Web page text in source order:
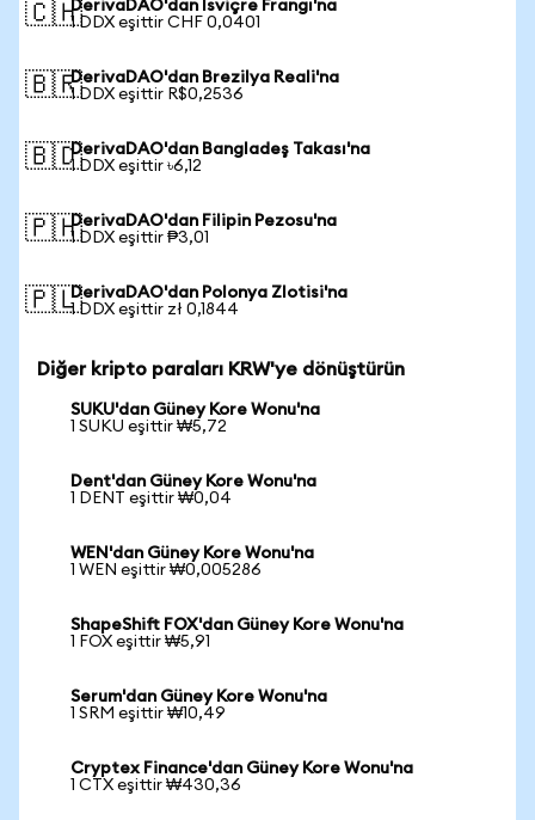
🇨🇭DerivaDAO'dan İsviçre Frangı'na
1 DDX eşittir CHF 0,0401
🇧🇷DerivaDAO'dan Brezilya Reali'na
1 DDX eşittir R$0,2536
🇧🇩DerivaDAO'dan Bangladeş Takası'na
1 DDX eşittir ৳6,12
🇵🇭DerivaDAO'dan Filipin Pezosu'na
1 DDX eşittir ₱3,01
🇵🇱DerivaDAO'dan Polonya Zlotisi'na
1 DDX eşittir zł 0,1844
Diğer kripto paraları KRW'ye dönüştürün
SUKU'dan Güney Kore Wonu'na
1 SUKU eşittir ₩5,72
Dent'dan Güney Kore Wonu'na
1 DENT eşittir ₩0,04
WEN'dan Güney Kore Wonu'na
1 WEN eşittir ₩0,005286
ShapeShift FOX'dan Güney Kore Wonu'na
1 FOX eşittir ₩5,91
Serum'dan Güney Kore Wonu'na
1 SRM eşittir ₩10,49
Cryptex Finance'dan Güney Kore Wonu'na
1 CTX eşittir ₩430,36